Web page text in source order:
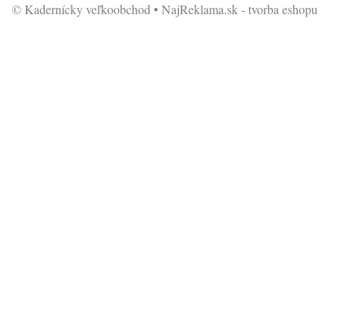
© Kadernícky veľkoobchod • NajReklama.sk - tvorba eshopu